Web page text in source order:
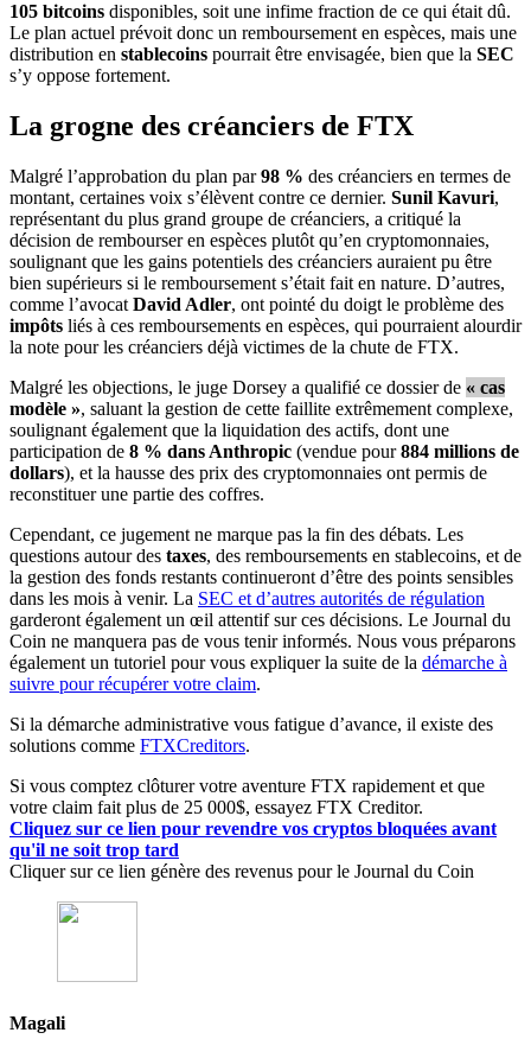
105 bitcoins disponibles, soit une infime fraction de ce qui était dû.
Le plan actuel prévoit donc un remboursement en espèces, mais une
distribution en stablecoins pourrait être envisagée, bien que la SEC
s’y oppose fortement.
La grogne des créanciers de FTX
Malgré l’approbation du plan par98 % des créanciers en termes de
montant, certaines voix s’élèvent contre ce dernier. Sunil Kavuri,
représentant du plus grand groupe de créanciers, a critiqué la
décision de rembourser en espèces plutôt qu’en cryptomonnaies,
soulignant que les gains potentiels des créanciers auraient pu être
bien supérieurs si le remboursement s’était fait en nature. D’autres,
comme l’avocat David Adler, ont pointé du doigt le problème des
impôts liés à ces remboursements en espèces, qui pourraient alourdir
la note pour les créanciers déjà victimes de la chute de FTX.
Malgré les objections, le juge Dorsey a qualifié ce dossier de « cas
modèle », saluant la gestion de cette faillite extrêmement complexe,
soulignant également que la liquidation des actifs, dont une
participation de 8 % dans Anthropic (vendue pour884 millions de
dollars), et la hausse des prix des cryptomonnaies ont permis de
reconstituer une partie des coffres.
Cependant, ce jugement ne marque pas la fin des débats. Les
questions autour des taxes, des remboursements en stablecoins, et de
la gestion des fonds restants continueront d’être des points sensibles
dans les mois à venir. La SEC et d’autres autorités de régulation
garderont également un œil attentif sur ces décisions. Le Journal du
Coin ne manquera pas de vous tenir informés. Nous vous préparons
également un tutoriel pour vous expliquer la suite de la démarche à
suivre pour récupérer votre claim.
Si la démarche administrative vous fatigue d’avance, il existe des
solutions comme FTXCreditors.
Si vous comptez clôturer votre aventure FTX rapidement et que
votre claim fait plus de 25 000$, essayez FTX Creditor.
Cliquez sur ce lien pour revendre vos cryptos bloquées avant
qu'il ne soit trop tard
Cliquer sur ce lien génère des revenus pour le Journal du Coin
Magali